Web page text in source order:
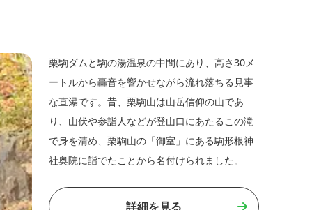
栗駒ダムと駒の湯温泉の中間にあり、高さ30メ
ートルから轟音を響かせながら流れ落ちる見事
な直瀑です。昔、栗駒山は山岳信仰の山であ
り、山伏や参詣人などが登山口にあたるこの滝
で身を清め、栗駒山の「御室」にある駒形根神
社奥院に詣でたことから名付けられました。
詳細を見る